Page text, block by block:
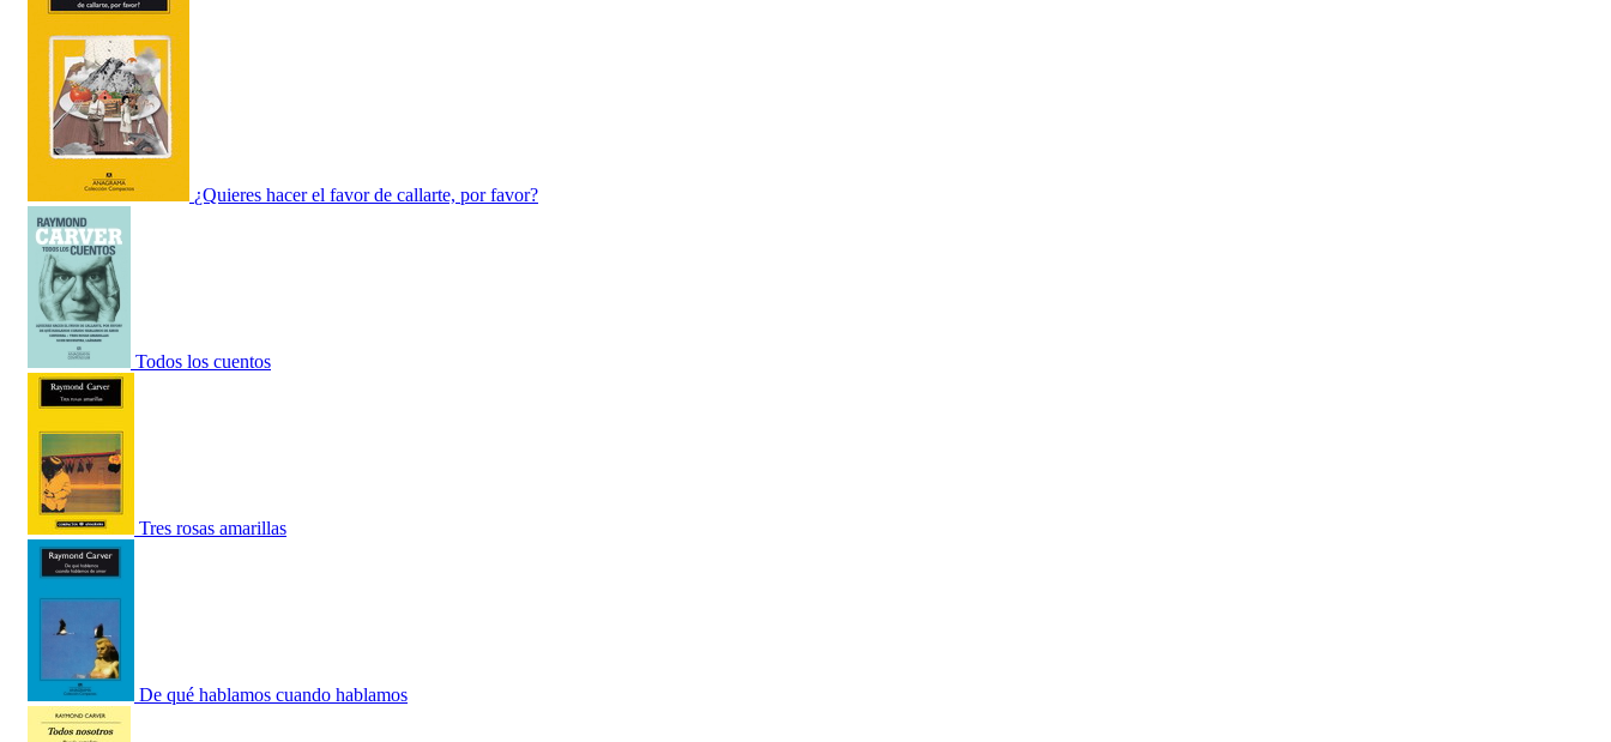
¿Quieres hacer el favor de callarte, por favor?
Todos los cuentos
Tres rosas amarillas
De qué hablamos cuando hablamos